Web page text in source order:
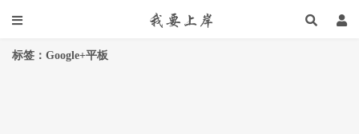
标签：Google+平板